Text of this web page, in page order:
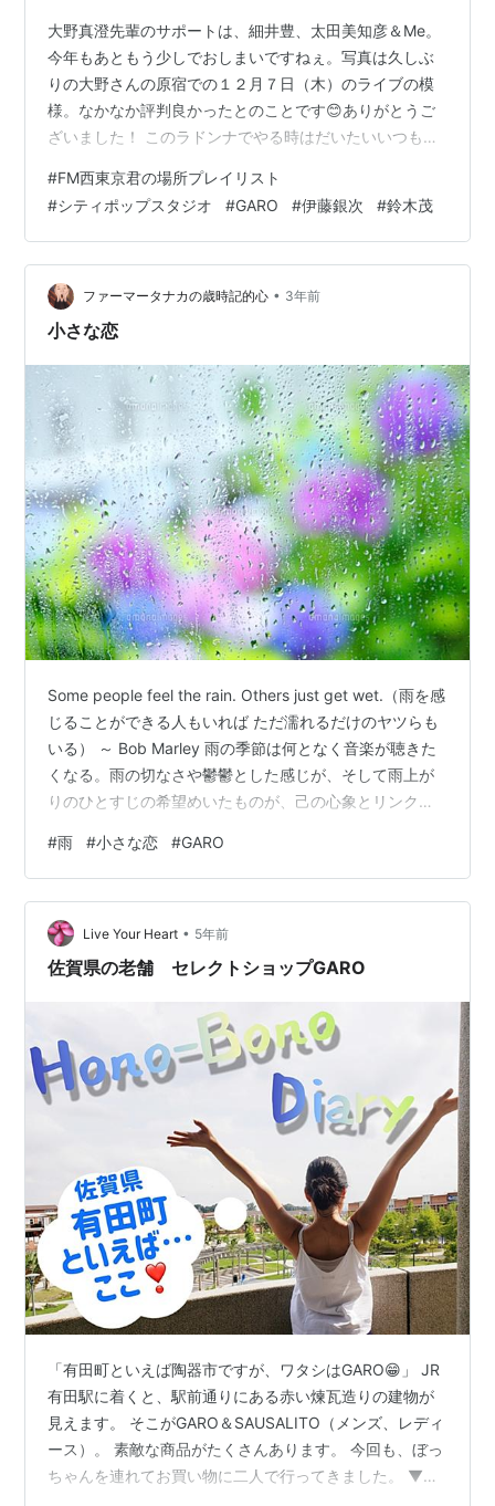
大野真澄先輩のサポートは、細井豊、太田美知彦＆Me。
今年もあともう少しでおしまいですねぇ。写真は久しぶ
りの大野さんの原宿での１２月７日（木）のライブの模
様。なかなか評判良かったとのことです😊ありがとうご
ざいました！ このラドンナでやる時はだいたいいつもこ
て、ロックがあって、ブルースがあってジャズがあっ
て、クロスオーバーがあって、どひゃ〜〜な中学校時
代、GAROも結構浸って、コピーもしましたので、嬉しく
楽しく演奏しております。そして、太田くん、豊さん
は、とても芸達者❤️洋楽邦楽カバーや大野さんのオリジ
ナルも素敵ですので、未体験の方は一度ぜひ…
#FM西東京君の場所プレイリスト
#シティポップスタジオ #GARO #伊藤銀次 #鈴木茂
ファーマータナカの歳時記的心 • 3年前
小さな恋
Some people feel the rain. Others just get wet.（雨を感
じることができる人もいれば ただ濡れるだけのヤツらも
いる） ～ Bob Marley 雨の季節は何となく音楽が聴きた
くなる。雨の切なさや鬱鬱とした感じが、そして雨上が
りのひとすじの希望めいたものが、己の心象とリンクす
る朝の街二人連れで公園で遊ぼうブランコや滑り台も二
人占めさきっと誰もいないから 雨あがりの午後の舗道二
人で歩こう裸足でそのままでバスに乗って海を見に行こ
うよあてもなく 「小さな恋」作詞・作曲：日高富明
CSN&Yを指向していた「G…
#雨 #小さな恋 #GARO
Live Your Heart • 5年前
佐賀県の老舗 セレクトショップGARO
「有田町といえば陶器市ですが、ワタシはGARO😁」 JR
有田駅に着くと、駅前通りにある赤い煉瓦造りの建物が
見えます。 そこがGARO＆SAUSALITO（メンズ、レディ
ース）。 素敵な商品がたくさんあります。 今回も、ぼっ
ちゃんを連れてお買い物に二人で行ってきました。 ▼試